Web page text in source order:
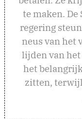
te maken.
regering
neus van het
lijden van het
het
zitten,